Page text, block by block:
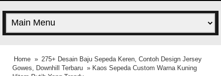
Home » 275+ Desain Baju Sepeda Keren, Contoh Design Jersey
Gowes, Downhill Terbaru » Kaos Sepeda Custom Warna Kuning